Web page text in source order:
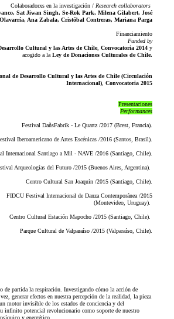
Colaboradorxs en la investigación /Research collaborators
Sat Jiwan Singh, Se-Rok Park, Milena Gilabert, José
Olavarría, Ana Zabala, Cristóbal Contreras, Mariana Parga
Financiamiento
Funded by
Cultural y las Artes de Chile,Convocatoria 2014 y
acogido a laLey de Donaciones Culturales de Chile.
de Desarrollo Cultural y las Artes de Chile (Circulación
Internacional),Convocatoria 2015
Presentaciones
Performances
Festival DañsFabrik - Le Quartz /2017 (Brest, Francia).
Iberoamericano de Artes Escénicas /2016 (Santos, Brasil).
Internacional Santiago a Mil - NAVE /2016 (Santiago, Chile).
Arqueologías del Futuro /2015 (Buenos Aires, Argentina).
Centro Cultural San Joaquín /2015 (Santiago, Chile).
FIDCU Festival Internacional de Danza Contemporánea /2015
(Montevideo, Uruguay).
Centro Cultural Estación Mapocho /2015 (Santiago, Chile).
Parque Cultural de Valparaíso /2015 (Valparaíso, Chile).
partida la respiración. Investigando cómo la acción de
generar efectos en nuestra percepción de la realidad, la pieza
motor invisible de los estados de conciencia y del
infinito potencial revolucionario como soporte de nuestro